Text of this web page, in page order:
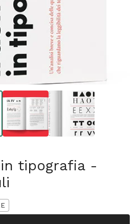
tipografia -